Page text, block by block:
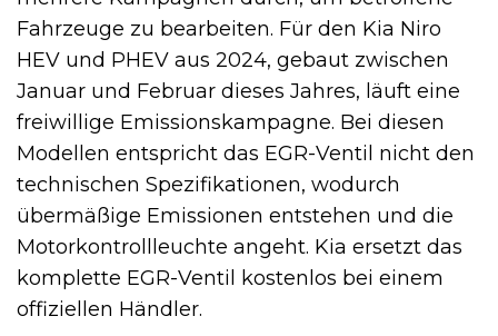
Fahrzeuge zu bearbeiten. Für den Kia Niro
HEV und PHEV aus 2024, gebaut zwischen
Januar und Februar dieses Jahres, läuft eine
freiwillige Emissionskampagne. Bei diesen
Modellen entspricht das EGR-Ventil nicht den
technischen Spezifikationen, wodurch
übermäßige Emissionen entstehen und die
Motorkontrollleuchte angeht. Kia ersetzt das
komplette EGR-Ventil kostenlos bei einem
offiziellen Händler.